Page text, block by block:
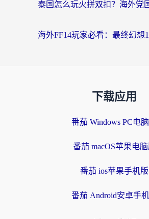
下载应用
番茄 Windows PC电
番茄 macOS苹果电
番茄 ios苹果手机版
番茄 Android安卓手